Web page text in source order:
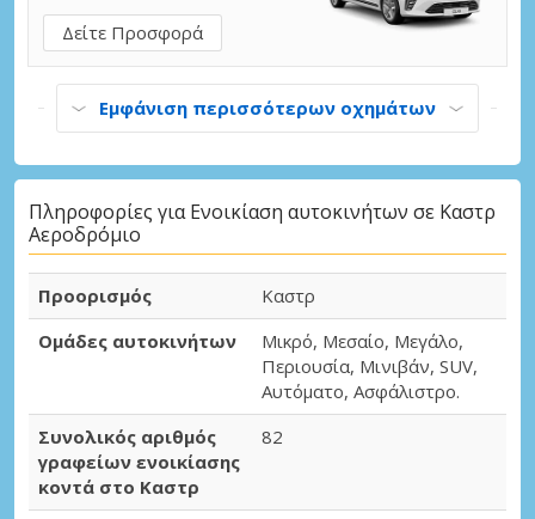
Δείτε Προσφορά
Εμφάνιση περισσότερων οχημάτων
Πληροφορίες για Ενοικίαση αυτοκινήτων σε Καστρ
Αεροδρόμιο
Προορισμός
Καστρ
Ομάδες αυτοκινήτων
Μικρό, Μεσαίο, Μεγάλο,
Περιουσία, Μινιβάν, SUV,
Αυτόματο, Ασφάλιστρο.
Συνολικός αριθμός
γραφείων ενοικίασης
κοντά στο Καστρ
82